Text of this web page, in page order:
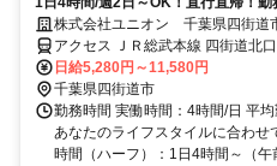
＆携帯貸与♪
株式会社ユニオン 千葉県四街道
アクセス ＪＲ総武本線 四街道北
東口徒歩約50分、ＪＲ総武本線
エリア（四街道駅、物井駅、佐倉
日給5,280円～11,580円
千葉県四街道市
勤務時間 実働時間：4時間/日 平
あなたのライフスタイルに合わせ
時間（ハーフ）：1日4時間～（